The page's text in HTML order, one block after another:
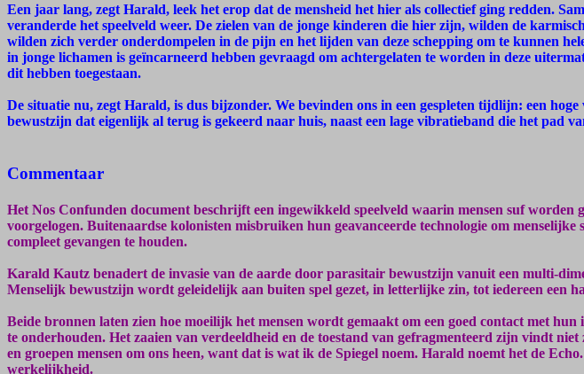
Een jaar lang, zegt Harald, leek het erop dat de mensheid het hier als collectief ging redden.
veranderde het speelveld weer. De zielen van de jonge kinderen die hier zijn, wilden de
wilden zich verder onderdompelen in de pijn en het lijden van deze schepping om te kunnen
in jonge lichamen is geïncarneerd hebben gevraagd om achtergelaten te worden in deze
dit hebben toegestaan.
De situatie nu, zegt Harald, is dus bijzonder. We bevinden ons in een gespleten tijdlijn: een
bewustzijn dat eigenlijk al terug is gekeerd naar huis, naast een lage vibratieband die het pad
Commentaar
Het Nos Confunden document beschrijft een ingewikkeld speelveld waarin mensen suf worden
voorgelogen. Buitenaardse kolonisten misbruiken hun geavanceerde technologie om menselijke
compleet gevangen te houden.
Karald Kautz benadert de invasie van de aarde door parasitair bewustzijn vanuit een multi-
Menselijk bewustzijn wordt geleidelijk aan buiten spel gezet, in letterlijke zin, tot iedereen een
Beide bronnen laten zien hoe moeilijk het mensen wordt gemaakt om een goed contact met
te onderhouden. Het zaaien van verdeeldheid en de toestand van gefragmenteerd zijn vindt
en groepen mensen om ons heen, want dat is wat ik de Spiegel noem. Harald noemt het de
werkelijkheid.